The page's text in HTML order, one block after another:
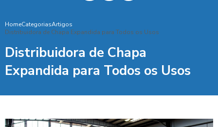
HomeCategoriasArtigos
Distribuidora de Chapa Expandida para Todos os Usos
Distribuidora de Chapa
Expandida para Todos os Usos